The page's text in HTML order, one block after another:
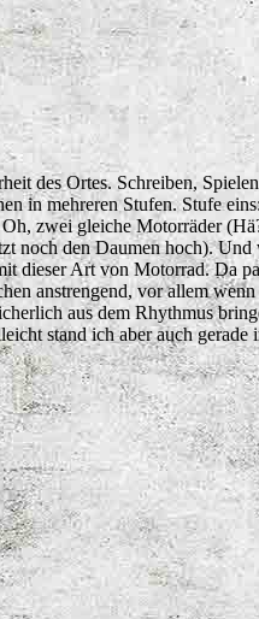
des Ortes. Schreiben,
in mehreren Stufen. Stufe
zwei gleiche Motorräder
noch den Daumen hoch).
dieser Art von Motorrad. Da
anstrengend, vor allem
aus dem Rhythmus
stand ich aber auch gerade